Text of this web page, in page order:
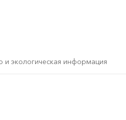
и экологическая информация